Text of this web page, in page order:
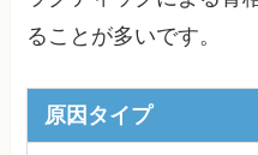
ることが多いです。
原因タイプ